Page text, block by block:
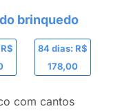
84 dias: R$
178,00
com cantos